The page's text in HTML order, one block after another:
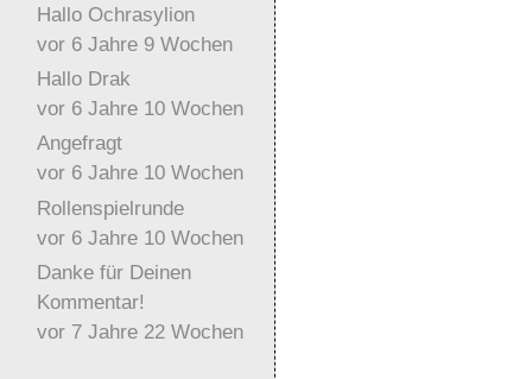
Hallo Ochrasylion
vor 6 Jahre 9 Wochen
Hallo Drak
vor 6 Jahre 10 Wochen
Angefragt
vor 6 Jahre 10 Wochen
Rollenspielrunde
vor 6 Jahre 10 Wochen
Danke für Deinen
Kommentar!
vor 7 Jahre 22 Wochen